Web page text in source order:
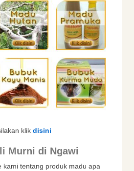
klik disini
Murni di Ngawi
kami tentang produk madu apa